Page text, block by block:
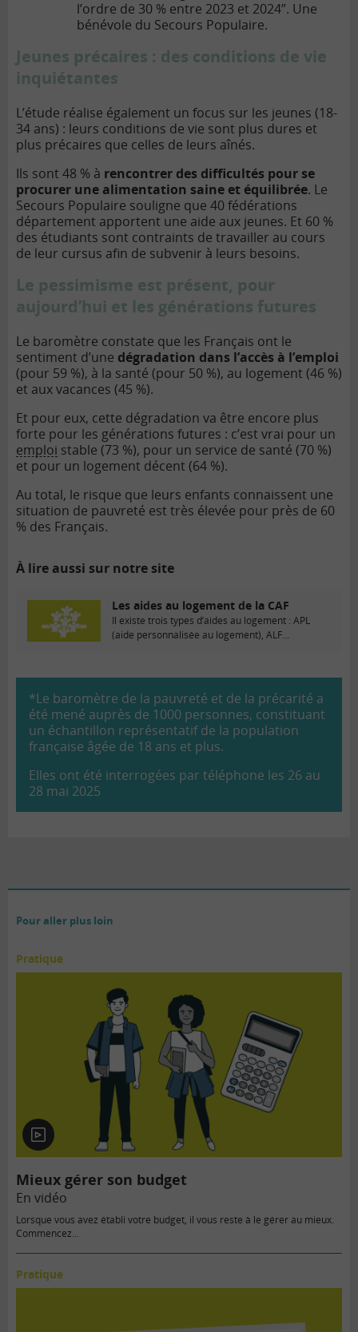
l’ordre de 30 % entre 2023 et 2024”. Une
bénévole du Secours Populaire.
Jeunes précaires : des conditions de vie
inquiétantes
L’étude réalise également un focus sur les jeunes (18-
34 ans) : leurs conditions de vie sont plus dures et
plus précaires que celles de leurs aînés.
Ils sont 48 % à rencontrer des difficultés pour se
procurer une alimentation saine et équilibrée. Le
Secours Populaire souligne que 40 fédérations
département apportent une aide aux jeunes. Et 60 %
des étudiants sont contraints de travailler au cours
de leur cursus afin de subvenir à leurs besoins.
Le pessimisme est présent, pour
aujourd’hui et les générations futures
Le baromètre constate que les Français ont le
sentiment d’une dégradation dans l’accès à l’emploi
(pour 59 %), à la santé (pour 50 %), au logement (46 %)
et aux vacances (45 %).
Et pour eux, cette dégradation va être encore plus
forte pour les générations futures : c’est vrai pour un
emploi stable (73 %), pour un service de santé (70 %)
et pour un logement décent (64 %).
Au total, le risque que leurs enfants connaissent une
situation de pauvreté est très élevée pour près de 60
% des Français.
À lire aussi sur notre site
Les aides au logement de la CAF
Il existe trois types d’aides au logement : APL
(aide personnalisée au logement), ALF
*Le baromètre de la pauvreté et de la précarité a
été mené auprès de 1000 personnes, constituant
un échantillon représentatif de la population
française âgée de 18 ans et plus.
Elles ont été interrogées par téléphone les 26 au
28 mai 2025
Pour aller plus loin
Pratique
En
vidéo
Mieux gérer son budget
En vidéo
Lorsque vous avez établi votre budget, il vous reste à le gérer au mieux.
Commencez...
Pratique